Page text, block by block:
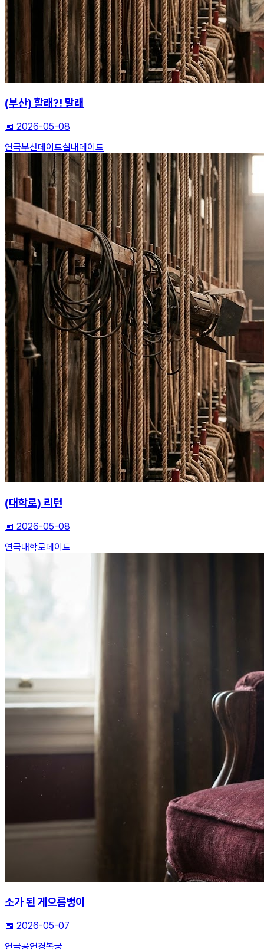
(부산) 할래?! 말래
📅 2026-05-08
연극부산데이트실내데이트
(대학로) 리턴
📅 2026-05-08
연극대학로데이트
소가 된 게으름뱅이
📅 2026-05-07
연극공연경복궁